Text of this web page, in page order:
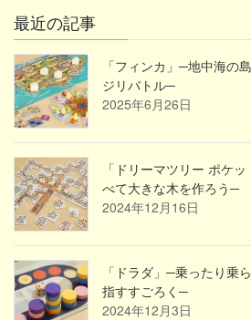
最近の記事
「フィンカ」─地中海の
ジリバトル─
2025年6月26日
「ドリーマツリー ポケ
べて大きな木を作ろう─
2024年12月16日
「ドラダ」─乗ったり乗
指すすごろく─
2024年12月3日